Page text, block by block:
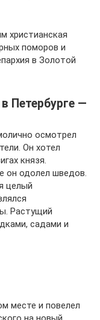
христианская
поморов и
в Золотой
Петербурге —
осмотрел
Он хотел
князя.
он одолел шведов.
целый
Растущий
садами и
месте и повелел